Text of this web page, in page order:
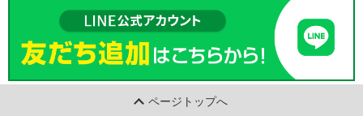
ページトップへ